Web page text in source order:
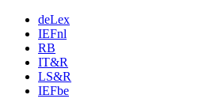
deLex
IEFnl
RB
IT&R
LS&R
IEFbe